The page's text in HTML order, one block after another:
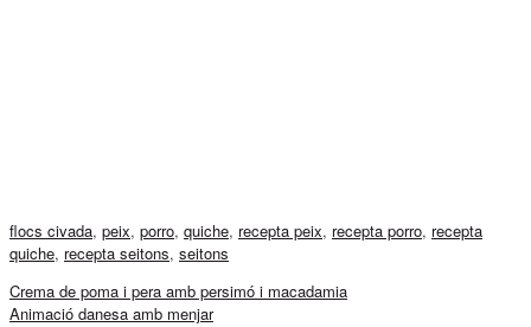
flocs civada, peix, porro, quiche, recepta peix, recepta porro, recepta
quiche, recepta seitons, seitons
Crema de poma i pera amb persimó i macadamia
Animació danesa amb menjar